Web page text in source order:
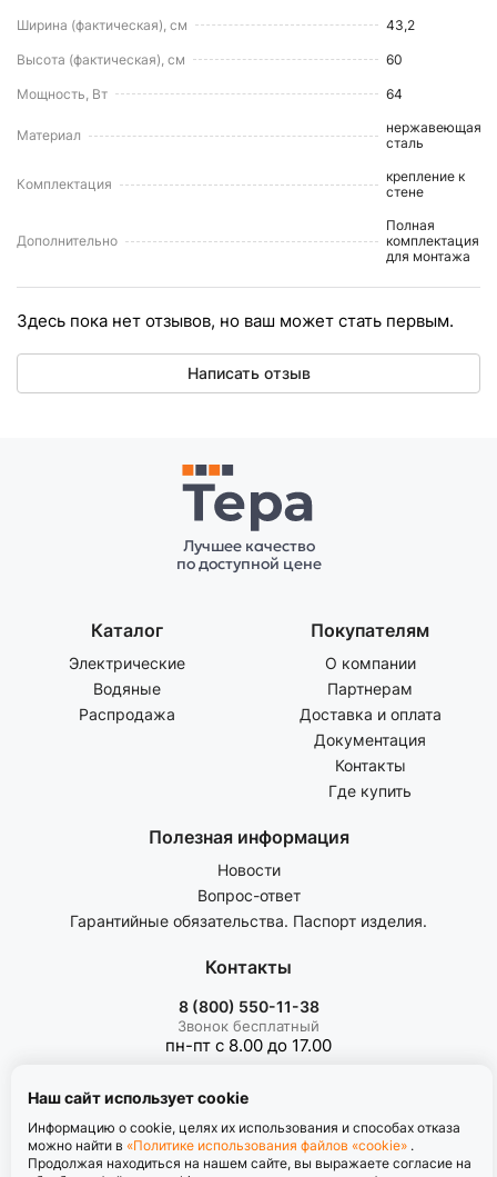
Ширина (фактическая), см 43,2
Высота (фактическая), см 60
Мощность, Вт 64
Материал
нержавеющая
сталь
Комплектация
крепление к
стене
Дополнительно
Полная
комплектация
для монтажа
Здесь пока нет отзывов, но ваш может стать первым.
Написать отзыв
Лучшее качество
по доступной цене
Каталог
Электрические
Водяные
Распродажа
Покупателям
О компании
Партнерам
Доставка и оплата
Документация
Контакты
Где купить
Полезная информация
Новости
Вопрос-ответ
Гарантийные обязательства. Паспорт изделия.
Контакты
8 (800) 550-11-38
Звонок бесплатный
пн-пт с 8.00 до 17.00
Политика обработки персональных данных
Наш сайт использует cookie
Информацию о cookie, целях их использования и способах отказа
можно найти в «Политике использования файлов «cookie» .
Продолжая находиться на нашем сайте, вы выражаете согласие на